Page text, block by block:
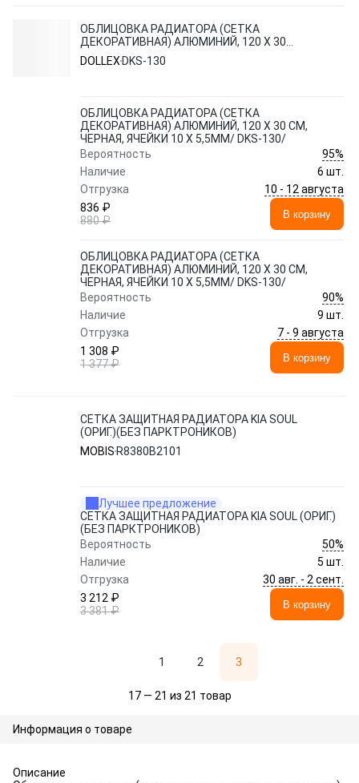
ОБЛИЦОВКА РАДИАТОРА (СЕТКА
ДЕКОРАТИВНАЯ) АЛЮМИНИЙ, 120 Х 30
СМ, ЧЕРНАЯ, ЯЧЕЙКИ 10 Х 5,5ММ/ DKS-
130/
DOLLEX DKS-130
ОБЛИЦОВКА РАДИАТОРА (СЕТКА
ДЕКОРАТИВНАЯ) АЛЮМИНИЙ, 120 Х 30 СМ,
ЧЕРНАЯ, ЯЧЕЙКИ 10 Х 5,5ММ/ DKS-130/
Вероятность
95%
Наличие
6 шт.
Отгрузка
10 - 12 августа
836 ₽
880 ₽
В корзину
ОБЛИЦОВКА РАДИАТОРА (СЕТКА
ДЕКОРАТИВНАЯ) АЛЮМИНИЙ, 120 Х 30 СМ,
ЧЕРНАЯ, ЯЧЕЙКИ 10 Х 5,5ММ/ DKS-130/
Вероятность
90%
Наличие
9 шт.
Отгрузка
7 - 9 августа
1 308 ₽
1 377 ₽
В корзину
СЕТКА ЗАЩИТНАЯ РАДИАТОРА KIA SOUL
(ОРИГ.)(БЕЗ ПАРКТРОНИКОВ)
MOBIS R8380B2101
Лучшее предложение
СЕТКА ЗАЩИТНАЯ РАДИАТОРА KIA SOUL (ОРИГ.)
(БЕЗ ПАРКТРОНИКОВ)
Вероятность
50%
Наличие
5 шт.
Отгрузка
30 авг. - 2 сент.
3 212 ₽
3 381 ₽
В корзину
1 2 3
17 — 21 из 21 товар
Информация о товаре
Описание